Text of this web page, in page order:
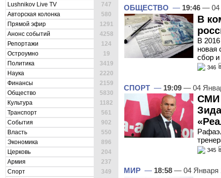
Lushnikov Live TV
747
Авторская колонка
580
Прямой эфир
1291
Анонс событий
4258
Репортажи
124
Остроумно
19
Политика
3419
Наука
2220
Финансы
2159
Общество
5830
Культура
1182
Транспорт
561
События
902
Власть
550
Экономика
896
Церковь
204
Армия
237
Спорт
349
ОБЩЕСТВО — 19:46 — 04
В
В
новая
сбор
346
СПОРТ — 19:09 — 04
СМИ
345
МИР — 18:58 — 04 Января